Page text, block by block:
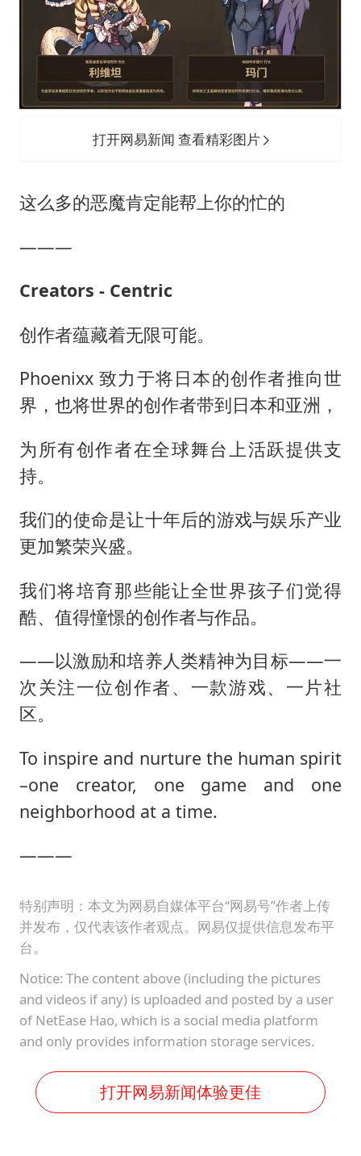
打开网易新闻 查看精彩图片
这么多的恶魔肯定能帮上你的忙的
―――
Creators - Centric
创作者蕴藏着无限可能。
Phoenixx 致力于将日本的创作者推向世
界，也将世界的创作者带到日本和亚洲，
为所有创作者在全球舞台上活跃提供支
持。
我们的使命是让十年后的游戏与娱乐产业
更加繁荣兴盛。
我们将培育那些能让全世界孩子们觉得
酷、值得憧憬的创作者与作品。
——以激励和培养人类精神为目标——一
次关注一位创作者、一款游戏、一片社
区。
To inspire and nurture the human spirit
–one creator, one game and one
neighborhood at a time.
―――
特别声明：本文为网易自媒体平台“网易号”作者上传
并发布，仅代表该作者观点。网易仅提供信息发布平
台。
Notice: The content above (including the pictures
and videos if any) is uploaded and posted by a user
of NetEase Hao, which is a social media platform
and only provides information storage services.
打开网易新闻体验更佳